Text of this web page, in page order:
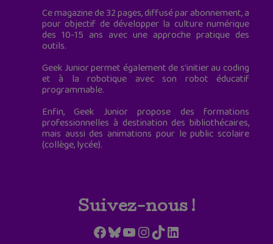
Ce magazine de 32 pages, diffusé par abonnement, a
pour objectif de développer la culture numérique
des 10-15 ans avec une approche pratique des
outils.
Geek Junior permet également de s'initier au coding
et à la robotique avec son robot éducatif
programmable.
Enfin, Geek Junior propose des formations
professionnelles à destination des bibliothécaires,
mais aussi des animations pour le public scolaire
(collège, lycée).
Suivez-nous !
Facebook
Bluesky
YouTube
Instagram
TikTokLinkedIn